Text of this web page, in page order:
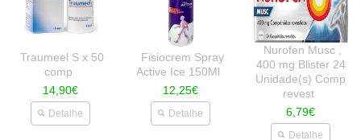
Traumeel S x 50
comp
14,90€
Detalhe
Fisiocrem Spray
Active Ice 150Ml
12,25€
Detalhe
Nurofen Musc ,
400 mg Blister 24
Unidade(s) Comp
revest
6,79€
Detalhe